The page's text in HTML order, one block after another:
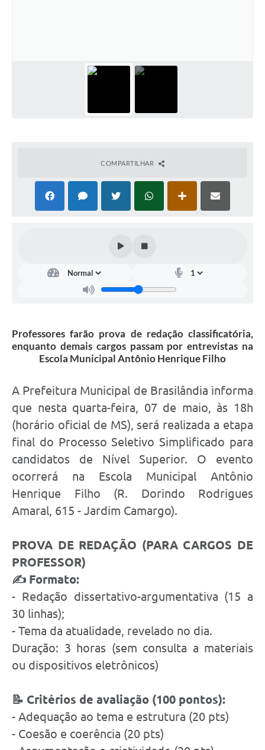
COMPARTILHAR
Professores farão prova de redação classificatória,
enquanto demais cargos passam por entrevistas na
Escola Municipal Antônio Henrique Filho
A Prefeitura Municipal de Brasilândia informa
que nesta quarta-feira, 07 de maio, às 18h
(horário oficial de MS), será realizada a etapa
final do Processo Seletivo Simplificado para
candidatos de Nível Superior. O evento
ocorrerá na Escola Municipal Antônio
Henrique Filho (R. Dorindo Rodrigues
Amaral, 615 - Jardim Camargo).
PROVA DE REDAÇÃO (PARA CARGOS DE
PROFESSOR)
✍️ Formato:
- Redação dissertativo-argumentativa (15 a
30 linhas);
- Tema da atualidade, revelado no dia.
Duração: 3 horas (sem consulta a materiais
ou dispositivos eletrônicos)
📝 Critérios de avaliação (100 pontos):
- Adequação ao tema e estrutura (20 pts)
- Coesão e coerência (20 pts)